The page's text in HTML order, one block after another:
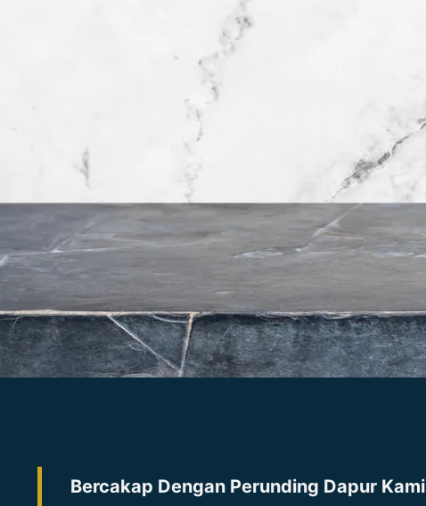
Bercakap Dengan Perunding Dapur Kami